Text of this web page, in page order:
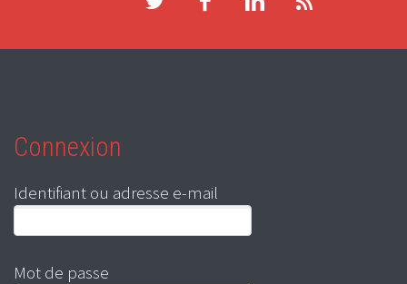
Connexion
Identifiant ou adresse e-mail
Mot de passe